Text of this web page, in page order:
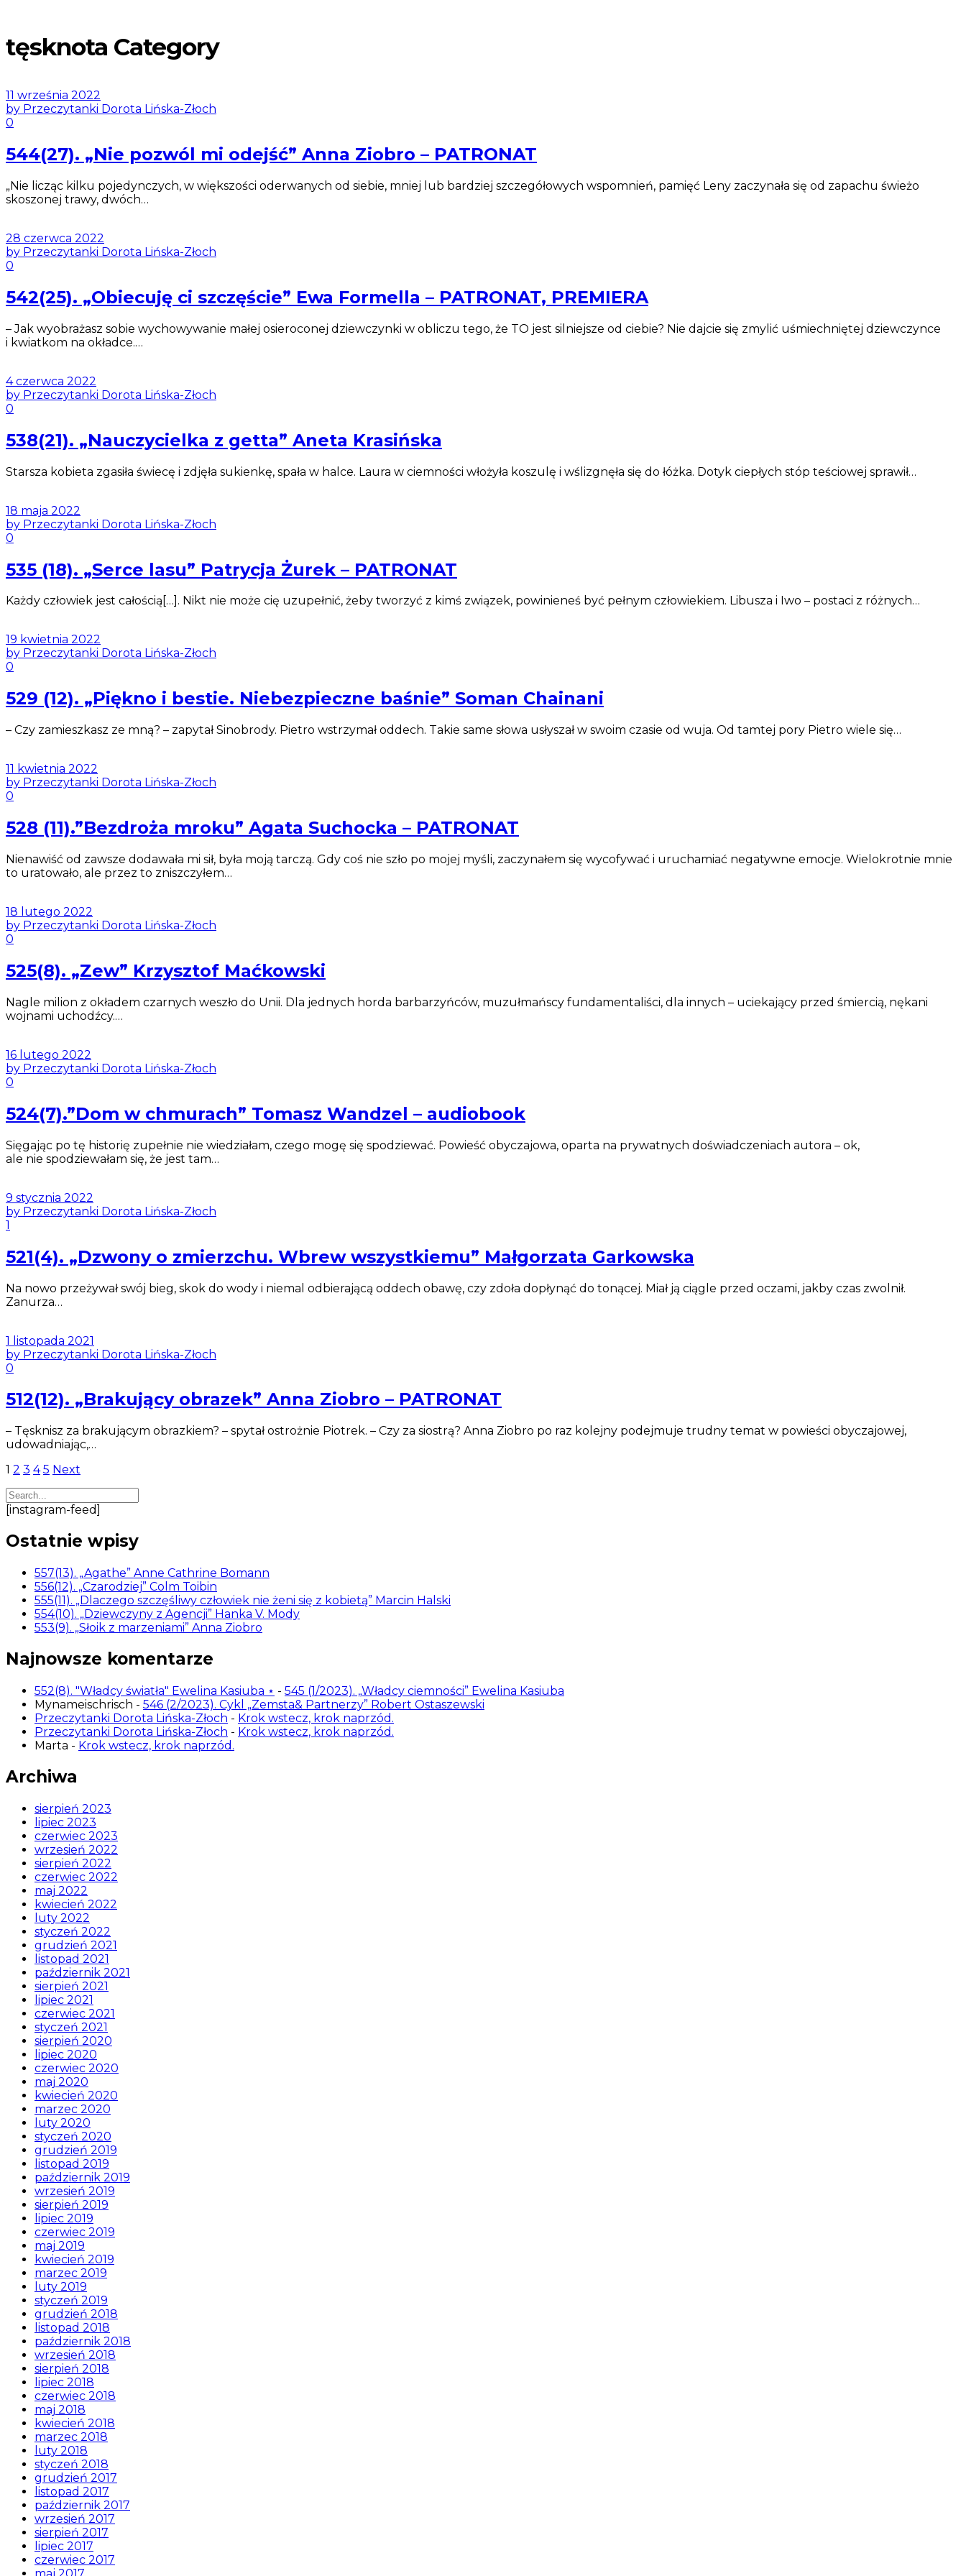
tęsknota Category
11 września 2022
by Przeczytanki Dorota Lińska-Złoch
0
544(27). „Nie pozwól mi odejść” Anna Ziobro – PATRONAT
„Nie licząc kilku pojedynczych, w większości oderwanych od siebie, mniej lub bardziej szczegółowych wspomnień, pamięć Leny zaczynała się od zapachu świeżo
skoszonej trawy, dwóch…
28 czerwca 2022
by Przeczytanki Dorota Lińska-Złoch
0
542(25). „Obiecuję ci szczęście” Ewa Formella – PATRONAT, PREMIERA
– Jak wyobrażasz sobie wychowywanie małej osieroconej dziewczynki w obliczu tego, że TO jest silniejsze od ciebie? Nie dajcie się zmylić uśmiechniętej dziewczynce
i kwiatkom na okładce.…
4 czerwca 2022
by Przeczytanki Dorota Lińska-Złoch
0
538(21). „Nauczycielka z getta” Aneta Krasińska
Starsza kobieta zgasiła świecę i zdjęła sukienkę, spała w halce. Laura w ciemności włożyła koszulę i wślizgnęła się do łóżka. Dotyk ciepłych stóp teściowej sprawił…
18 maja 2022
by Przeczytanki Dorota Lińska-Złoch
0
535 (18). „Serce lasu” Patrycja Żurek – PATRONAT
Każdy człowiek jest całością[…]. Nikt nie może cię uzupełnić, żeby tworzyć z kimś związek, powinieneś być pełnym człowiekiem. Libusza i Iwo – postaci z różnych…
19 kwietnia 2022
by Przeczytanki Dorota Lińska-Złoch
0
529 (12). „Piękno i bestie. Niebezpieczne baśnie” Soman Chainani
– Czy zamieszkasz ze mną? – zapytał Sinobrody. Pietro wstrzymał oddech. Takie same słowa usłyszał w swoim czasie od wuja. Od tamtej pory Pietro wiele się…
11 kwietnia 2022
by Przeczytanki Dorota Lińska-Złoch
0
528 (11).”Bezdroża mroku” Agata Suchocka – PATRONAT
Nienawiść od zawsze dodawała mi sił, była moją tarczą. Gdy coś nie szło po mojej myśli, zaczynałem się wycofywać i uruchamiać negatywne emocje. Wielokrotnie mnie
to uratowało, ale przez to zniszczyłem…
18 lutego 2022
by Przeczytanki Dorota Lińska-Złoch
0
525(8). „Zew” Krzysztof Maćkowski
Nagle milion z okładem czarnych weszło do Unii. Dla jednych horda barbarzyńców, muzułmańscy fundamentaliści, dla innych – uciekający przed śmiercią, nękani
wojnami uchodźcy.…
16 lutego 2022
by Przeczytanki Dorota Lińska-Złoch
0
524(7).”Dom w chmurach” Tomasz Wandzel – audiobook
Sięgając po tę historię zupełnie nie wiedziałam, czego mogę się spodziewać. Powieść obyczajowa, oparta na prywatnych doświadczeniach autora – ok,
ale nie spodziewałam się, że jest tam…
9 stycznia 2022
by Przeczytanki Dorota Lińska-Złoch
1
521(4). „Dzwony o zmierzchu. Wbrew wszystkiemu” Małgorzata Garkowska
Na nowo przeżywał swój bieg, skok do wody i niemal odbierającą oddech obawę, czy zdoła dopłynąć do tonącej. Miał ją ciągle przed oczami, jakby czas zwolnił.
Zanurza…
1 listopada 2021
by Przeczytanki Dorota Lińska-Złoch
0
512(12). „Brakujący obrazek” Anna Ziobro – PATRONAT
– Tęsknisz za brakującym obrazkiem? – spytał ostrożnie Piotrek. – Czy za siostrą? Anna Ziobro po raz kolejny podejmuje trudny temat w powieści obyczajowej,
udowadniając,…
Stronicowanie
wpisów
1 2 3 4 5 Next
[instagram-feed]
Ostatnie wpisy
557(13). „Agathe” Anne Cathrine Bomann
556(12). „Czarodziej” Colm Toibin
555(11). „Dlaczego szczęśliwy człowiek nie żeni się z kobietą” Marcin Halski
554(10). „Dziewczyny z Agencji” Hanka V. Mody
553(9). „Słoik z marzeniami” Anna Ziobro
Najnowsze komentarze
552(8). "Władcy światła" Ewelina Kasiuba ⋆ - 545 (1/2023). „Władcy ciemności” Ewelina Kasiuba
Mynameischrisch - 546 (2/2023). Cykl „Zemsta& Partnerzy” Robert Ostaszewski
Przeczytanki Dorota Lińska-Złoch - Krok wstecz, krok naprzód.
Przeczytanki Dorota Lińska-Złoch - Krok wstecz, krok naprzód.
Marta - Krok wstecz, krok naprzód.
Archiwa
sierpień 2023
lipiec 2023
czerwiec 2023
wrzesień 2022
sierpień 2022
czerwiec 2022
maj 2022
kwiecień 2022
luty 2022
styczeń 2022
grudzień 2021
listopad 2021
październik 2021
sierpień 2021
lipiec 2021
czerwiec 2021
styczeń 2021
sierpień 2020
lipiec 2020
czerwiec 2020
maj 2020
kwiecień 2020
marzec 2020
luty 2020
styczeń 2020
grudzień 2019
listopad 2019
październik 2019
wrzesień 2019
sierpień 2019
lipiec 2019
czerwiec 2019
maj 2019
kwiecień 2019
marzec 2019
luty 2019
styczeń 2019
grudzień 2018
listopad 2018
październik 2018
wrzesień 2018
sierpień 2018
lipiec 2018
czerwiec 2018
maj 2018
kwiecień 2018
marzec 2018
luty 2018
styczeń 2018
grudzień 2017
listopad 2017
październik 2017
wrzesień 2017
sierpień 2017
lipiec 2017
czerwiec 2017